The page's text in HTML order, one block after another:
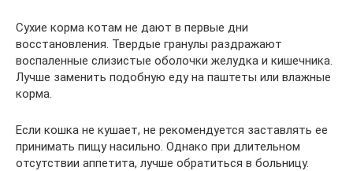
Сухие корма котам не дают в первые дни
восстановления. Твердые гранулы раздражают
воспаленные слизистые оболочки желудка и кишечника.
Лучше заменить подобную еду на паштеты или влажные
корма.
Если кошка не кушает, не рекомендуется заставлять ее
принимать пищу насильно. Однако при длительном
отсутствии аппетита, лучше обратиться в больницу.